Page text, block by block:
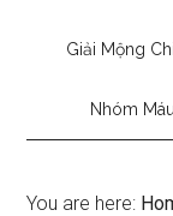
Giải Mộng
Nhóm Máu
You are here: